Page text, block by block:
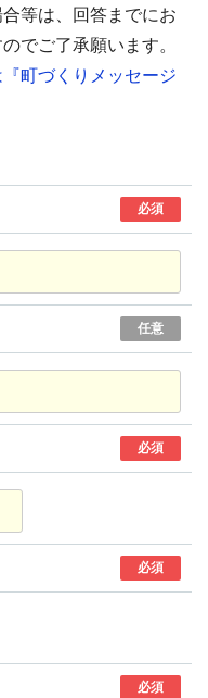
等は、回答までにお
でご了承願います。
町づくりメッセージ
必須
任意
必須
必須
必須